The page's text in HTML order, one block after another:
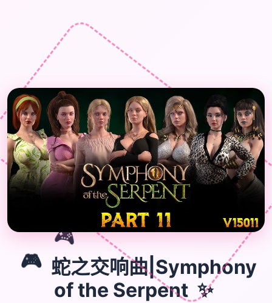
🎮
🎮 蛇之交响曲|Symphony
of the Serpent ✨